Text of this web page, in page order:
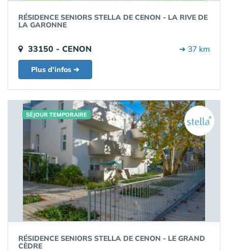
RÉSIDENCE SENIORS STELLA DE CENON - LA RIVE DE
LA GARONNE
33150 - CENON ➔ 37 km
Plus d'infos ➔
SÉJOUR TEMPORAIRE
RÉSIDENCE SENIORS STELLA DE CENON - LE GRAND
CÈDRE